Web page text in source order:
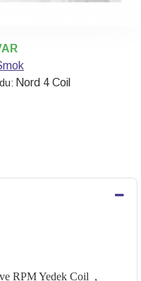
Nord 4 Coil
RPM Yedek Coil ,